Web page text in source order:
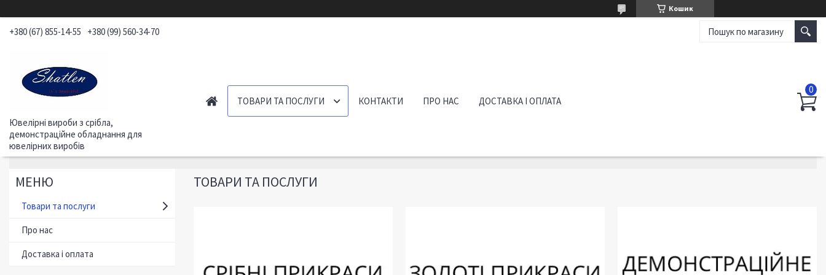
Кошик
+380 (67) 855-14-55 +380 (99) 560-34-70
Ювелірні вироби з срібла,
демонстраційне обладнання для
ювелірних виробів
ТОВАРИ ТА ПОСЛУГИ КОНТАКТИ ПРО НАС ДОСТАВКА І ОПЛАТА
ТОВАРИ ТА ПОСЛУГИ
Товари та послуги
Про нас
Доставка і оплата